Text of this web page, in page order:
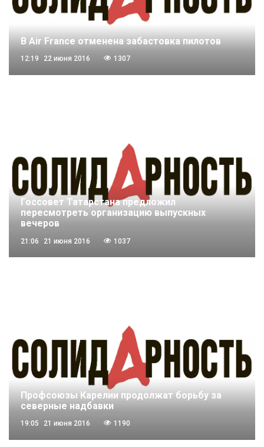
В Air France отменена забастовка пилотов
12:19 22 июня 2016 1307
Госсовет Татарстана предложил
пересмотреть организацию выпускных
вечеров
21:06 21 июня 2016 1037
Профсоюзы Карелии продолжат борьбу за
северные надбавки
19:05 21 июня 2016 1190